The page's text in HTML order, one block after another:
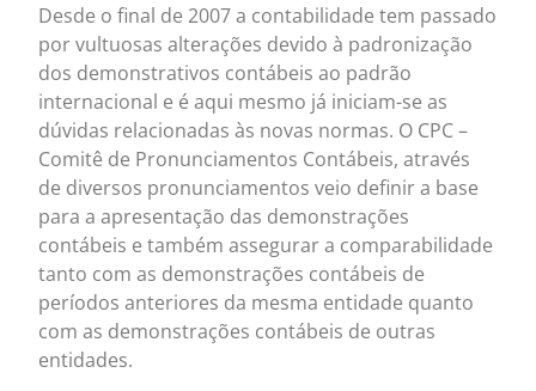
Desde o final de 2007 a contabilidade tem passado
por vultuosas alterações devido à padronização
dos demonstrativos contábeis ao padrão
internacional e é aqui mesmo já iniciam-se as
dúvidas relacionadas às novas normas. O CPC –
Comitê de Pronunciamentos Contábeis, através
de diversos pronunciamentos veio definir a base
para a apresentação das demonstrações
contábeis e também assegurar a comparabilidade
tanto com as demonstrações contábeis de
períodos anteriores da mesma entidade quanto
com as demonstrações contábeis de outras
entidades.